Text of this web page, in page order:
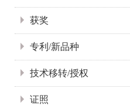
获奖
专利/新品种
技术移转/授权
证照